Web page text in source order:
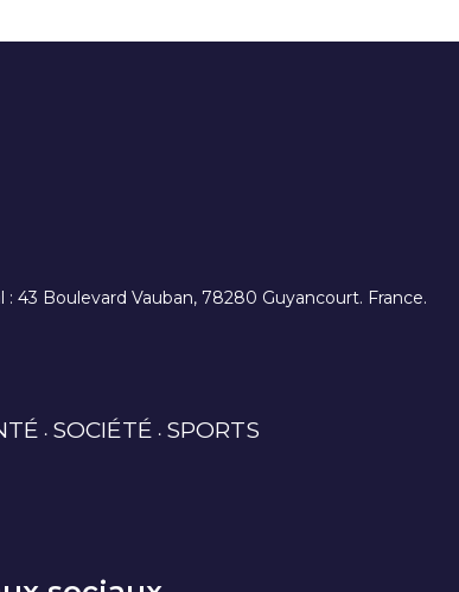
43 Boulevard Vauban, 78280 Guyancourt. France.
SOCIÉTÉ SPORTS